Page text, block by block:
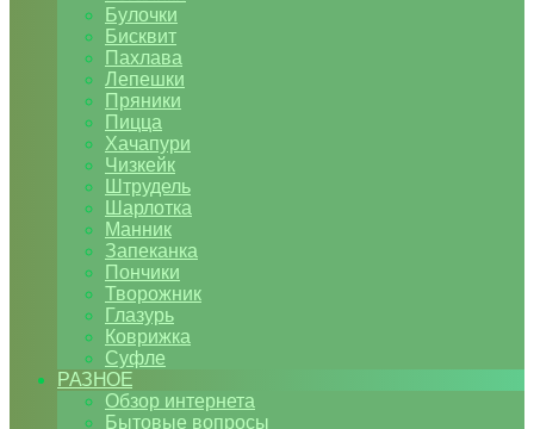
Булочки
Бисквит
Пахлава
Лепешки
Пряники
Пицца
Хачапури
Чизкейк
Штрудель
Шарлотка
Манник
Запеканка
Пончики
Творожник
Глазурь
Коврижка
Суфле
РАЗНОЕ
Обзор интернета
Бытовые вопросы